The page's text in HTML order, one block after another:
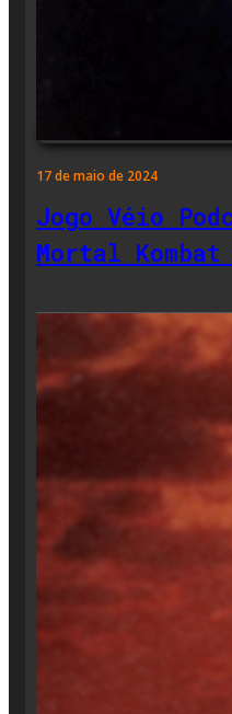
17 de maio de 2024
Jogo Véio
Mortal